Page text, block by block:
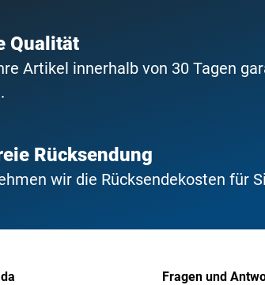
Qualität
Artikel innerhalb von 30 Tagen
Rücksendung
wir die Rücksendekosten für
Fragen und